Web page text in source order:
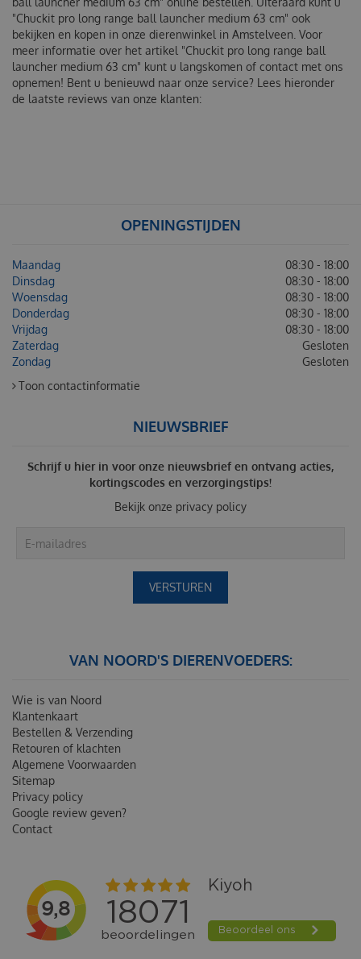
"Chuckit pro long range ball launcher medium 63 cm" ook
bekijken en kopen in onze dierenwinkel in Amstelveen. Voor
meer informatie over het artikel "Chuckit pro long range ball
launcher medium 63 cm" kunt u langskomen of contact met ons
opnemen! Bent u benieuwd naar onze service? Lees hieronder
de laatste reviews van onze klanten:
OPENINGSTIJDEN
Maandag
08:30 - 18:00
Dinsdag
08:30 - 18:00
Woensdag
08:30 - 18:00
Donderdag
08:30 - 18:00
Vrijdag
08:30 - 18:00
Zaterdag
Gesloten
Zondag
Gesloten
Toon contactinformatie
NIEUWSBRIEF
Schrijf u hier in voor onze nieuwsbrief en ontvang acties,
kortingscodes en verzorgingstips!
Bekijk onze privacy policy
VAN NOORD'S DIERENVOEDERS:
Wie is van Noord
Klantenkaart
Bestellen & Verzending
Retouren of klachten
Algemene Voorwaarden
Sitemap
Privacy policy
Google review geven?
Contact